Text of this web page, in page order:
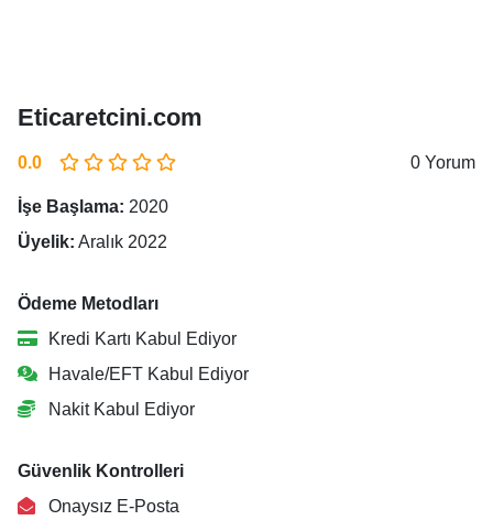
Eticaretcini.com
0.0 0 Yorum
İşe Başlama: 2020
Üyelik: Aralık 2022
Ödeme Metodları
Kredi Kartı Kabul Ediyor
Havale/EFT Kabul Ediyor
Nakit Kabul Ediyor
Güvenlik Kontrolleri
Onaysız E-Posta